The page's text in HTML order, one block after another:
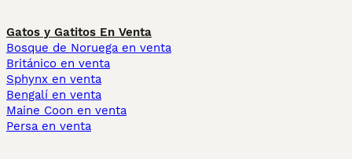
Gatos y Gatitos En Venta
Bosque de Noruega en venta
Británico en venta
Sphynx en venta
Bengalí en venta
Maine Coon en venta
Persa en venta